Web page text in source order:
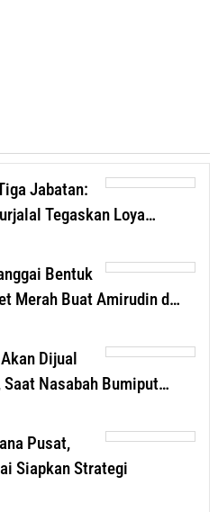
Jabatan:
Tegaskan Loya…
Bentuk
Merah Buat Amirudin d…
Dijual
Nasabah Bumiput…
Pusat,
Siapkan Strategi